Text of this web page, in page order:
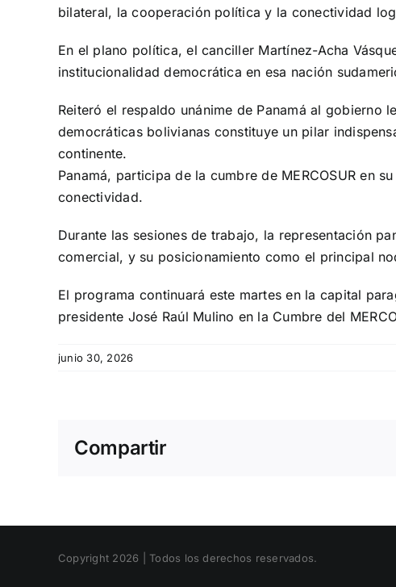
bilateral, la cooperación política y la conectividad
En el plano política, el canciller Martínez-Acha
institucionalidad democrática en esa nación
Reiteró el respaldo unánime de Panamá al
democráticas bolivianas constituye un pilar
continente.
Panamá, participa de la cumbre de MERCOSUR en
conectividad.
Durante las sesiones de trabajo, la representación
comercial, y su posicionamiento como el principal
El programa continuará este martes en la capital
presidente José Raúl Mulino en la Cumbre del
junio 30, 2026
Compartir
Copyright 2026 | Todos los derechos reservados.